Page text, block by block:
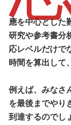
應を中心とした
研究や参考書分
応レベルだけで
時間を算出して
例えば、みなさ
を最後までやり
到達するのでし